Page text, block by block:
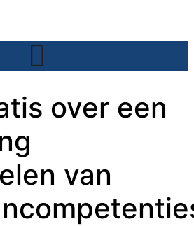
over een
van